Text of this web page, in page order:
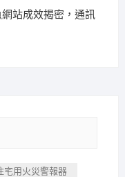
站成效揭密，通訊
宅用火災警報器